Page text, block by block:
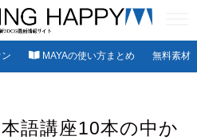
MAYAの使い方まとめ 無料素材
語講座10本の中か